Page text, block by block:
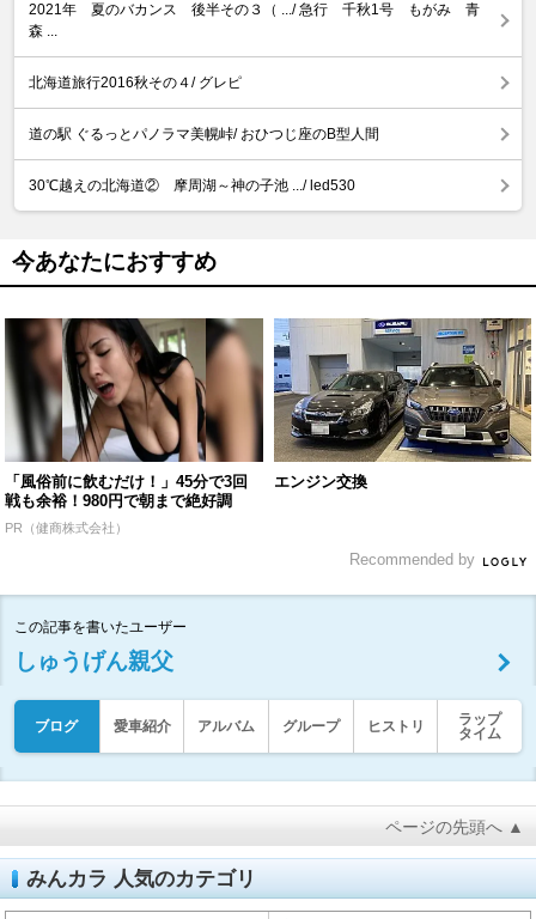
2021年 夏のバカンス 後半その３（ .../ 急行 千秋1号 もがみ 青
森 ...
北海道旅行2016秋その４/ グレピ
道の駅 ぐるっとパノラマ美幌峠/ おひつじ座のB型人間
30℃越えの北海道② 摩周湖～神の子池 .../ led530
今あなたにおすすめ
「風俗前に飲むだけ！」45分で3回
戦も余裕！980円で朝まで絶好調
PR（健商株式会社）
エンジン交換
Recommended by
この記事を書いたユーザー
しゅうげん親父
ブログ 愛車紹介 アルバム グループ ヒストリ
ラップ
タイム
ページの先頭へ ▲
みんカラ 人気のカテゴリ